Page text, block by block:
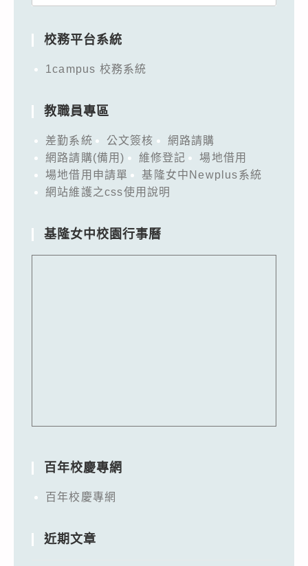
校務平台系統
1campus 校務系統
教職員專區
差勤系統 公文簽核
網路請購
網路請購(備用)
維修登記
場地借用
場地借用申請單
基隆女中Newplus系統
網站維護之css使用說明
基隆女中校園行事曆
百年校慶專網
百年校慶專網
近期文章